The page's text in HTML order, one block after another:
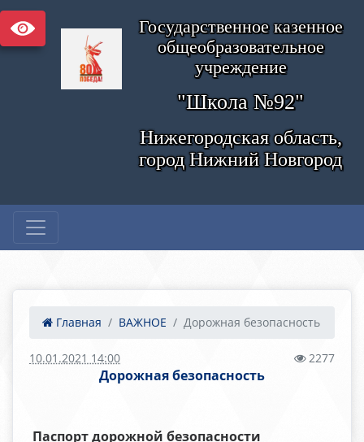
Государственное казенное
общеобразовательное
учреждение
"Школа №92"
Нижегородская область,
город Нижний Новгород
Главная ВАЖНОЕ Дорожная безопасность
10.01.2021 14:00 2277
Дорожная безопасность
Паспорт дорожной безопасности